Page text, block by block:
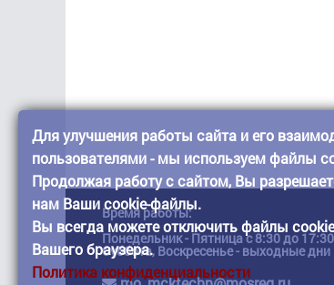
Время работы:
Понедельник - Пятница с 8:30 до 17:30
Суббота, Воскресенье - выходные дни
Для улучшения работы сайта и его
пользователями - мы используем файлы
Продолжая работу с сайтом, Вы
нам Ваши cookie-файлы.
Вы всегда можете отключить файлы
Вашего браузера.
Политика конфиденциальности